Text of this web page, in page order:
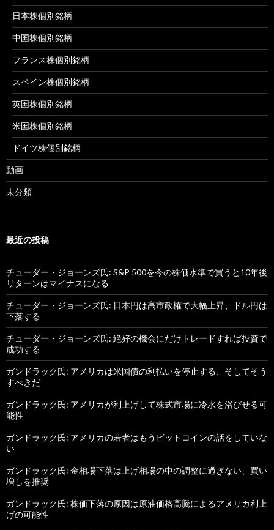
日本株個別銘柄
中国株個別銘柄
フランス株個別銘柄
スペイン株個別銘柄
英国株個別銘柄
米国株個別銘柄
ドイツ株個別銘柄
動画
未分類
最近の投稿
チューダー・ジョーンズ氏: S&P 500を今の株価水準で買うと10年後
リターンはマイナスになる
チューダー・ジョーンズ氏: 日本円は高市政権で大幅上昇、ドル円は
下落する
チューダー・ジョーンズ氏: 絶好の機会にだけトレードすれば投資で
成功する
ガンドラック氏: アメリカは米国債の利払いを停止する、そしてそう
すべきだ
ガンドラック氏: アメリカが利上げして株式市場に冷水を浴びせる可
能性
ガンドラック氏: アメリカの若者はもうビットコインの話をしていな
い
ガンドラック氏: 金相場下落は上げ相場の中の調整に過ぎない、買い
増しを推奨
ガンドラック氏: 株価下落の原因は原油価格高騰によるアメリカ利上
げの可能性